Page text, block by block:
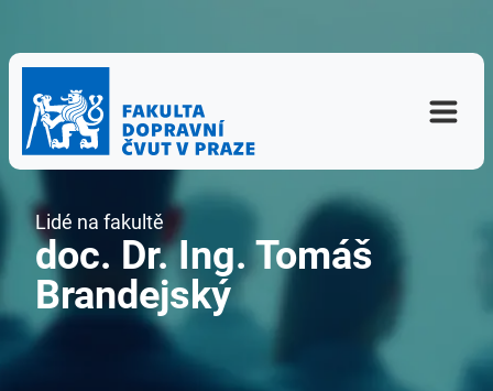
Lidé na fakultě
doc. Dr. Ing. Tomáš
Brandejský